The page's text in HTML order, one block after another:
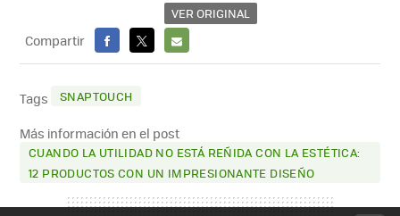
VER ORIGINAL
Compartir
FACEBOOK
X
E-
Tags SNAPTOUCH
Más información en el post
CUANDO LA UTILIDAD NO ESTÁ REÑIDA CON LA ESTÉTICA:
12 PRODUCTOS CON UN IMPRESIONANTE DISEÑO